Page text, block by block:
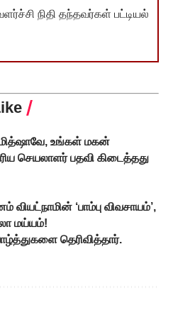
நிதி தந்தவர்கள் பட்டியல்
அமித்ஷாவே, உங்கள் மகன்
செயலாளர் பதவி கிடைத்தது
வியட்நாமின் ‘பாம்பு விவசாயம்’,
மய்யம்!
தெரிவித்தார்.